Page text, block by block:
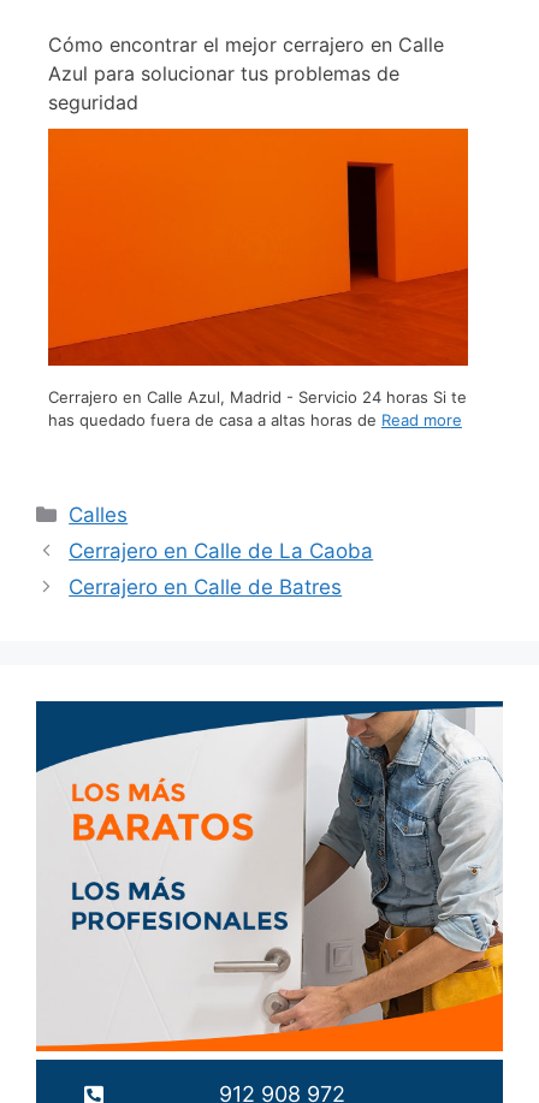
Cómo encontrar el mejor cerrajero en Calle
Azul para solucionar tus problemas de
seguridad
Cerrajero en Calle Azul, Madrid - Servicio 24 horas Si te
has quedado fuera de casa a altas horas de Read more
Calles
Cerrajero en Calle de La Caoba
Cerrajero en Calle de Batres
912 908 972